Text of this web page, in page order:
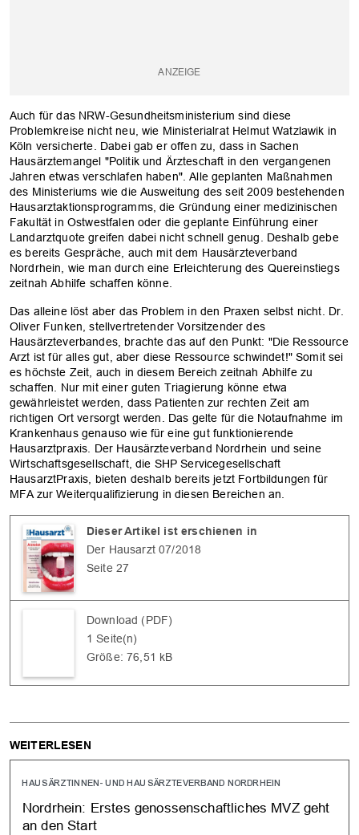
OK
Auch für das NRW-Gesundheitsministerium sind diese
Problemkreise nicht neu, wie Ministerialrat Helmut Watzlawik in
Köln versicherte. Dabei gab er offen zu, dass in Sachen
Hausärztemangel "Politik und Ärzteschaft in den vergangenen
Jahren etwas verschlafen haben". Alle geplanten Maßnahmen
des Ministeriums wie die Ausweitung des seit 2009 bestehenden
Hausarztaktionsprogramms, die Gründung einer medizinischen
Fakultät in Ostwestfalen oder die geplante Einführung einer
Landarztquote greifen dabei nicht schnell genug. Deshalb gebe
es bereits Gespräche, auch mit dem Hausärzteverband
Nordrhein, wie man durch eine Erleichterung des Quereinstiegs
zeitnah Abhilfe schaffen könne.
Das alleine löst aber das Problem in den Praxen selbst nicht. Dr.
Oliver Funken, stellvertretender Vorsitzender des
Hausärzteverbandes, brachte das auf den Punkt: "Die Ressource
Arzt ist für alles gut, aber diese Ressource schwindet!" Somit sei
es höchste Zeit, auch in diesem Bereich zeitnah Abhilfe zu
schaffen. Nur mit einer guten Triagierung könne etwa
gewährleistet werden, dass Patienten zur rechten Zeit am
richtigen Ort versorgt werden. Das gelte für die Notaufnahme im
Krankenhaus genauso wie für eine gut funktionierende
Hausarztpraxis. Der Hausärzteverband Nordrhein und seine
Wirtschaftsgesellschaft, die SHP Servicegesellschaft
HausarztPraxis, bieten deshalb bereits jetzt Fortbildungen für
MFA zur Weiterqualifizierung in diesen Bereichen an.
Dieser Artikel ist erschienen in
Der Hausarzt 07/2018
Seite 27
Download (PDF)
1 Seite(n)
Größe: 76,51 kB
WEITERLESEN
HAUSÄRZTINNEN- UND HAUSÄRZTEVERBAND NORDRHEIN
Nordrhein: Erstes genossenschaftliches MVZ geht
an den Start